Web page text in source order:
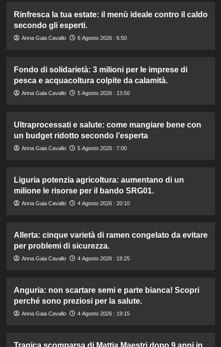
Rinfresca la tua estate: il menù ideale contro il caldo
secondo gli esperti.
Anna Gaia Cavallo 6 Agosto 2026 : 6:50
Fondo di solidarietà: 3 milioni per le imprese di
pesca e acquacoltura colpite da calamità.
Anna Gaia Cavallo 5 Agosto 2026 : 13:50
Ultraprocessati e salute: come mangiare bene con
un budget ridotto secondo l’esperta
Anna Gaia Cavallo 5 Agosto 2026 : 7:00
Liguria potenzia agricoltura: aumentano di un
milione le risorse per il bando SRG01.
Anna Gaia Cavallo 4 Agosto 2026 : 20:10
Allerta: cinque varietà di ramen congelato da evitare
per problemi di sicurezza.
Anna Gaia Cavallo 4 Agosto 2026 : 19:25
Anguria: non scartare semi e parte bianca! Scopri
perché sono preziosi per la salute.
Anna Gaia Cavallo 4 Agosto 2026 : 19:15
Tragica scomparsa di Mattia Maestri dopo 9 anni in